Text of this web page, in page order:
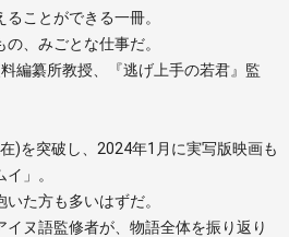
ことができる一冊。
、みごとな仕事だ。
編纂所教授、『逃げ上手の若君』監
)を突破し、2024年1月に実写版映画も
」。
た方も多いはずだ。
ヌ語監修者が、物語全体を振り返り